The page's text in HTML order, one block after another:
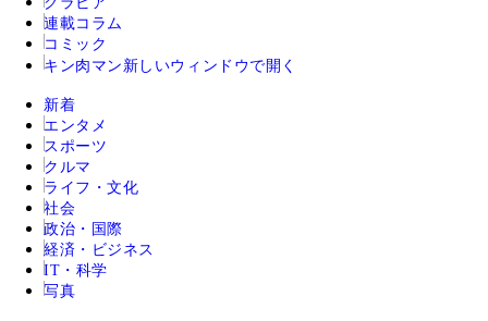
連載コラム
コミック
キン肉マン 新しいウィンドウで開く
新着
エンタメ
スポーツ
クルマ
ライフ・文化
社会
政治・国際
経済・ビジネス
IT・科学
写真